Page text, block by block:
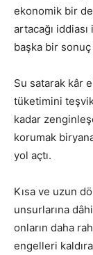
ekonomik bir
artacağı
başka bir
Su satarak kâr
tüketimini
kadar
korumak
yol açtı.
Kısa ve uzun
unsurlarına
onların daha
engelleri